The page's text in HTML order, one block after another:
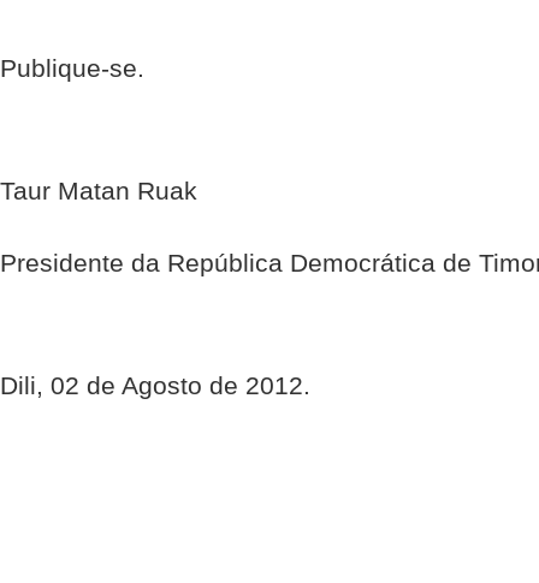
Publique-se.
Taur Matan Ruak
Presidente da República Democrática de
Dili, 02 de Agosto de 2012.